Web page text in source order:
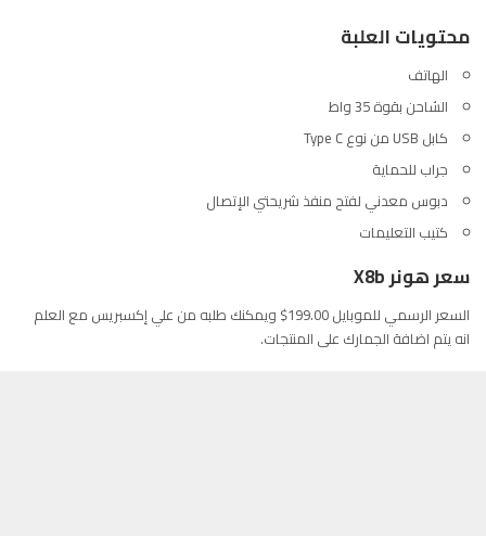
محتويات العلبة
الهاتف
الشاحن بقوة 35 واط
كابل USB من نوع Type C
جراب للحماية
دبوس معدني لفتح منفذ شريحتي الإتصال
كتيب التعليمات
سعر هونر X8b
السعر الرسمي للموبايل 199.00$ ويمكنك طلبه من علي إكسبريس مع العلم
انه يتم اضافة الجمارك على المنتجات.